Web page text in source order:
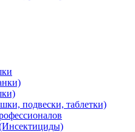
подвески, таблетки)